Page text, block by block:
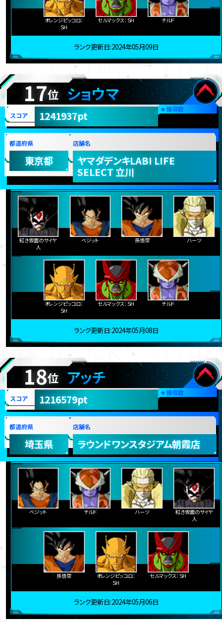
オレンジピッコロ：
ＳＨ
セルマックス：ＳＨ チルド
ランク更新日:2024年05月09日
17位 ショウマ
★獲得数
スコア 1241937pt
都道府県
東京都
店舗名
ヤマダデンキLABI LIFE
SELECT 立川
紅き仮面のサイヤ
人
ベジット 孫悟空 ハーツ
オレンジピッコロ：
ＳＨ
セルマックス：ＳＨ チルド
ランク更新日:2024年05月08日
18位 アッチ
★獲得数
スコア 1216579pt
都道府県
埼玉県
店舗名
ラウンドワンスタジアム朝霞店
ベジット チルド ハーツ
紅き仮面のサイヤ
人
孫悟空
オレンジピッコロ：
ＳＨ
セルマックス：ＳＨ
ランク更新日:2024年05月06日